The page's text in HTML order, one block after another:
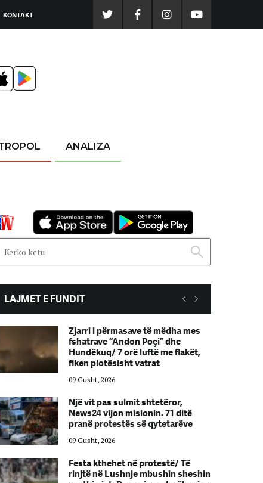
KONTAKT
ANALIZA
LAJMET E FUNDIT
Zjarri i përmasave të mëdha mes
fshatrave “Andon Poçi” dhe
Hundëkuq/ 7 orë luftë me flakët,
fiken plotësisht vatrat
09 Gusht, 2026
Një vit pas sulmit shtetëror,
News24 vijon misionin. 71 ditë
pranë protestës së qytetarëve
09 Gusht, 2026
Festa kthehet në protestë/ Të
rinjtë në Lushnje mbushin sheshin